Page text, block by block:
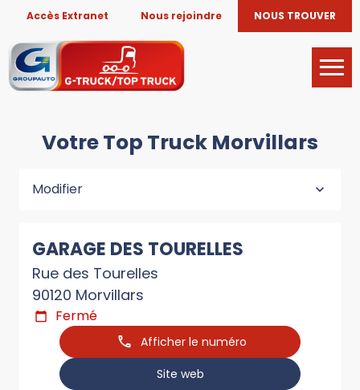
Accès Extranet Nous rejoindre NOUS TROUVER
Votre Top Truck Morvillars
Modifier
GARAGE DES TOURELLES
Rue des Tourelles
90120 Morvillars
Fermé
Afficher le numéro
Site web